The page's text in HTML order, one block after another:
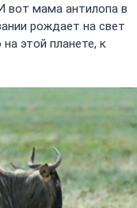
вот мама антилопа в
рождает на свет
этой планете, к